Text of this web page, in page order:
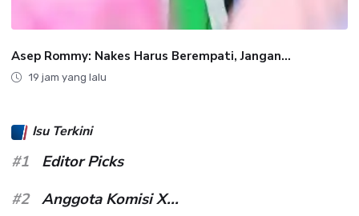
Asep Rommy: Nakes Harus Berempati, Jangan...
19 jam yang lalu
Isu Terkini
#1
Editor Picks
#2
Anggota Komisi X...